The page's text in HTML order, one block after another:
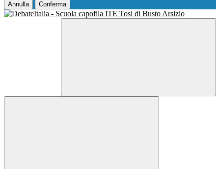
Annulla Conferma